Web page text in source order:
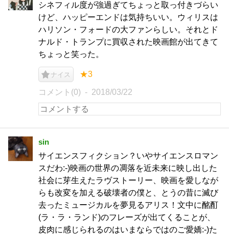
シネフィル度が強過ぎてちょっと取っ付きづらい
けど、ハッピーエンドは気持ちいい。ウィリスは
ハリソン・フォードの大ファンらしい。それとド
ナルド・トランプに買収された映画館が出てきて
ちょっと笑った。
ナイス ★3
コメント(0) 2018/03/22
sin
サイエンスフィクション？いやサイエンスロマン
スだわ:-)映画の世界の凋落を近未来に映し出した
社会に芽生えたラヴストーリー、映画を愛しなが
らも改変を加える破壊者の僕と、とうの昔に滅び
去ったミュージカルを夢見るアリス！文中に酩酊
(ラ・ラ・ランド)のフレーズが出てくることが、
皮肉に感じられるのはいまならではのご愛嬌:-)た